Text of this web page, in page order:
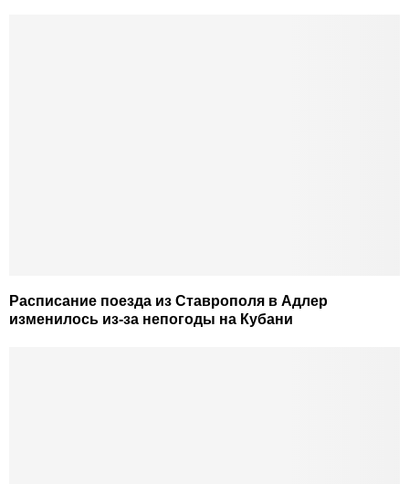
Расписание поезда из Ставрополя в Адлер
изменилось из-за непогоды на Кубани